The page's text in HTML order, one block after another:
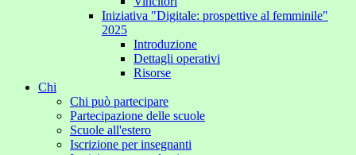
Iniziativa "Digitale: prospettive al femminile"
2025
Introduzione
Dettagli operativi
Risorse
Chi
Chi può partecipare
Partecipazione delle scuole
Scuole all'estero
Iscrizione per insegnanti